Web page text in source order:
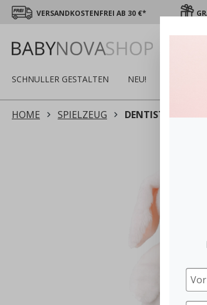
VERSANDKOSTENFREI AB 30 €*
SCHNULLER GESTALTEN NEU!
HOME SPIELZEUG DENTISTAR